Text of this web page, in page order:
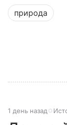
природа
1 день назад